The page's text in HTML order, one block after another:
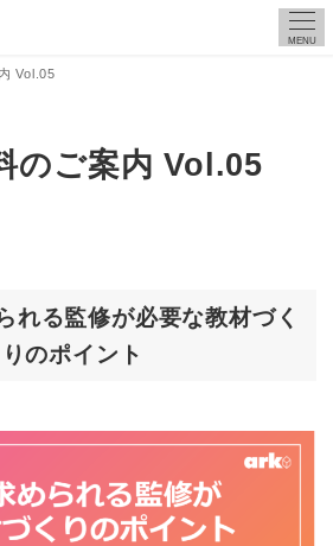
MENU
Vol.05
のご案内 Vol.05
れる監修が必要な教材づく
りのポイント